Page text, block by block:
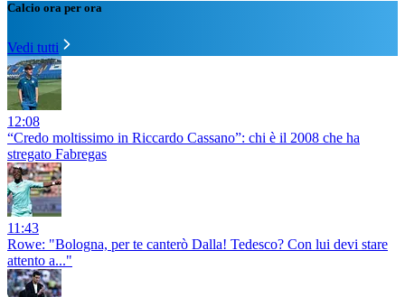
Calcio ora per ora
Vedi tutti
12:08
“Credo moltissimo in Riccardo Cassano”: chi è il 2008 che ha
stregato Fabregas
11:43
Rowe: "Bologna, per te canterò Dalla! Tedesco? Con lui devi stare
attento a..."